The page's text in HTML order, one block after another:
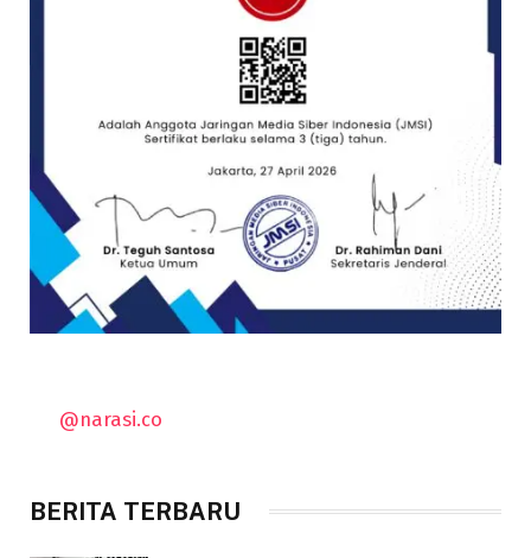
@narasi.co
BERITA TERBARU